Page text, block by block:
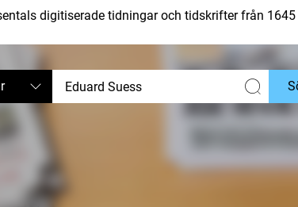
digitiserade tidningar och tidskrifter från